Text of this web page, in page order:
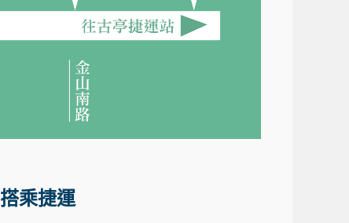
搭乘捷運